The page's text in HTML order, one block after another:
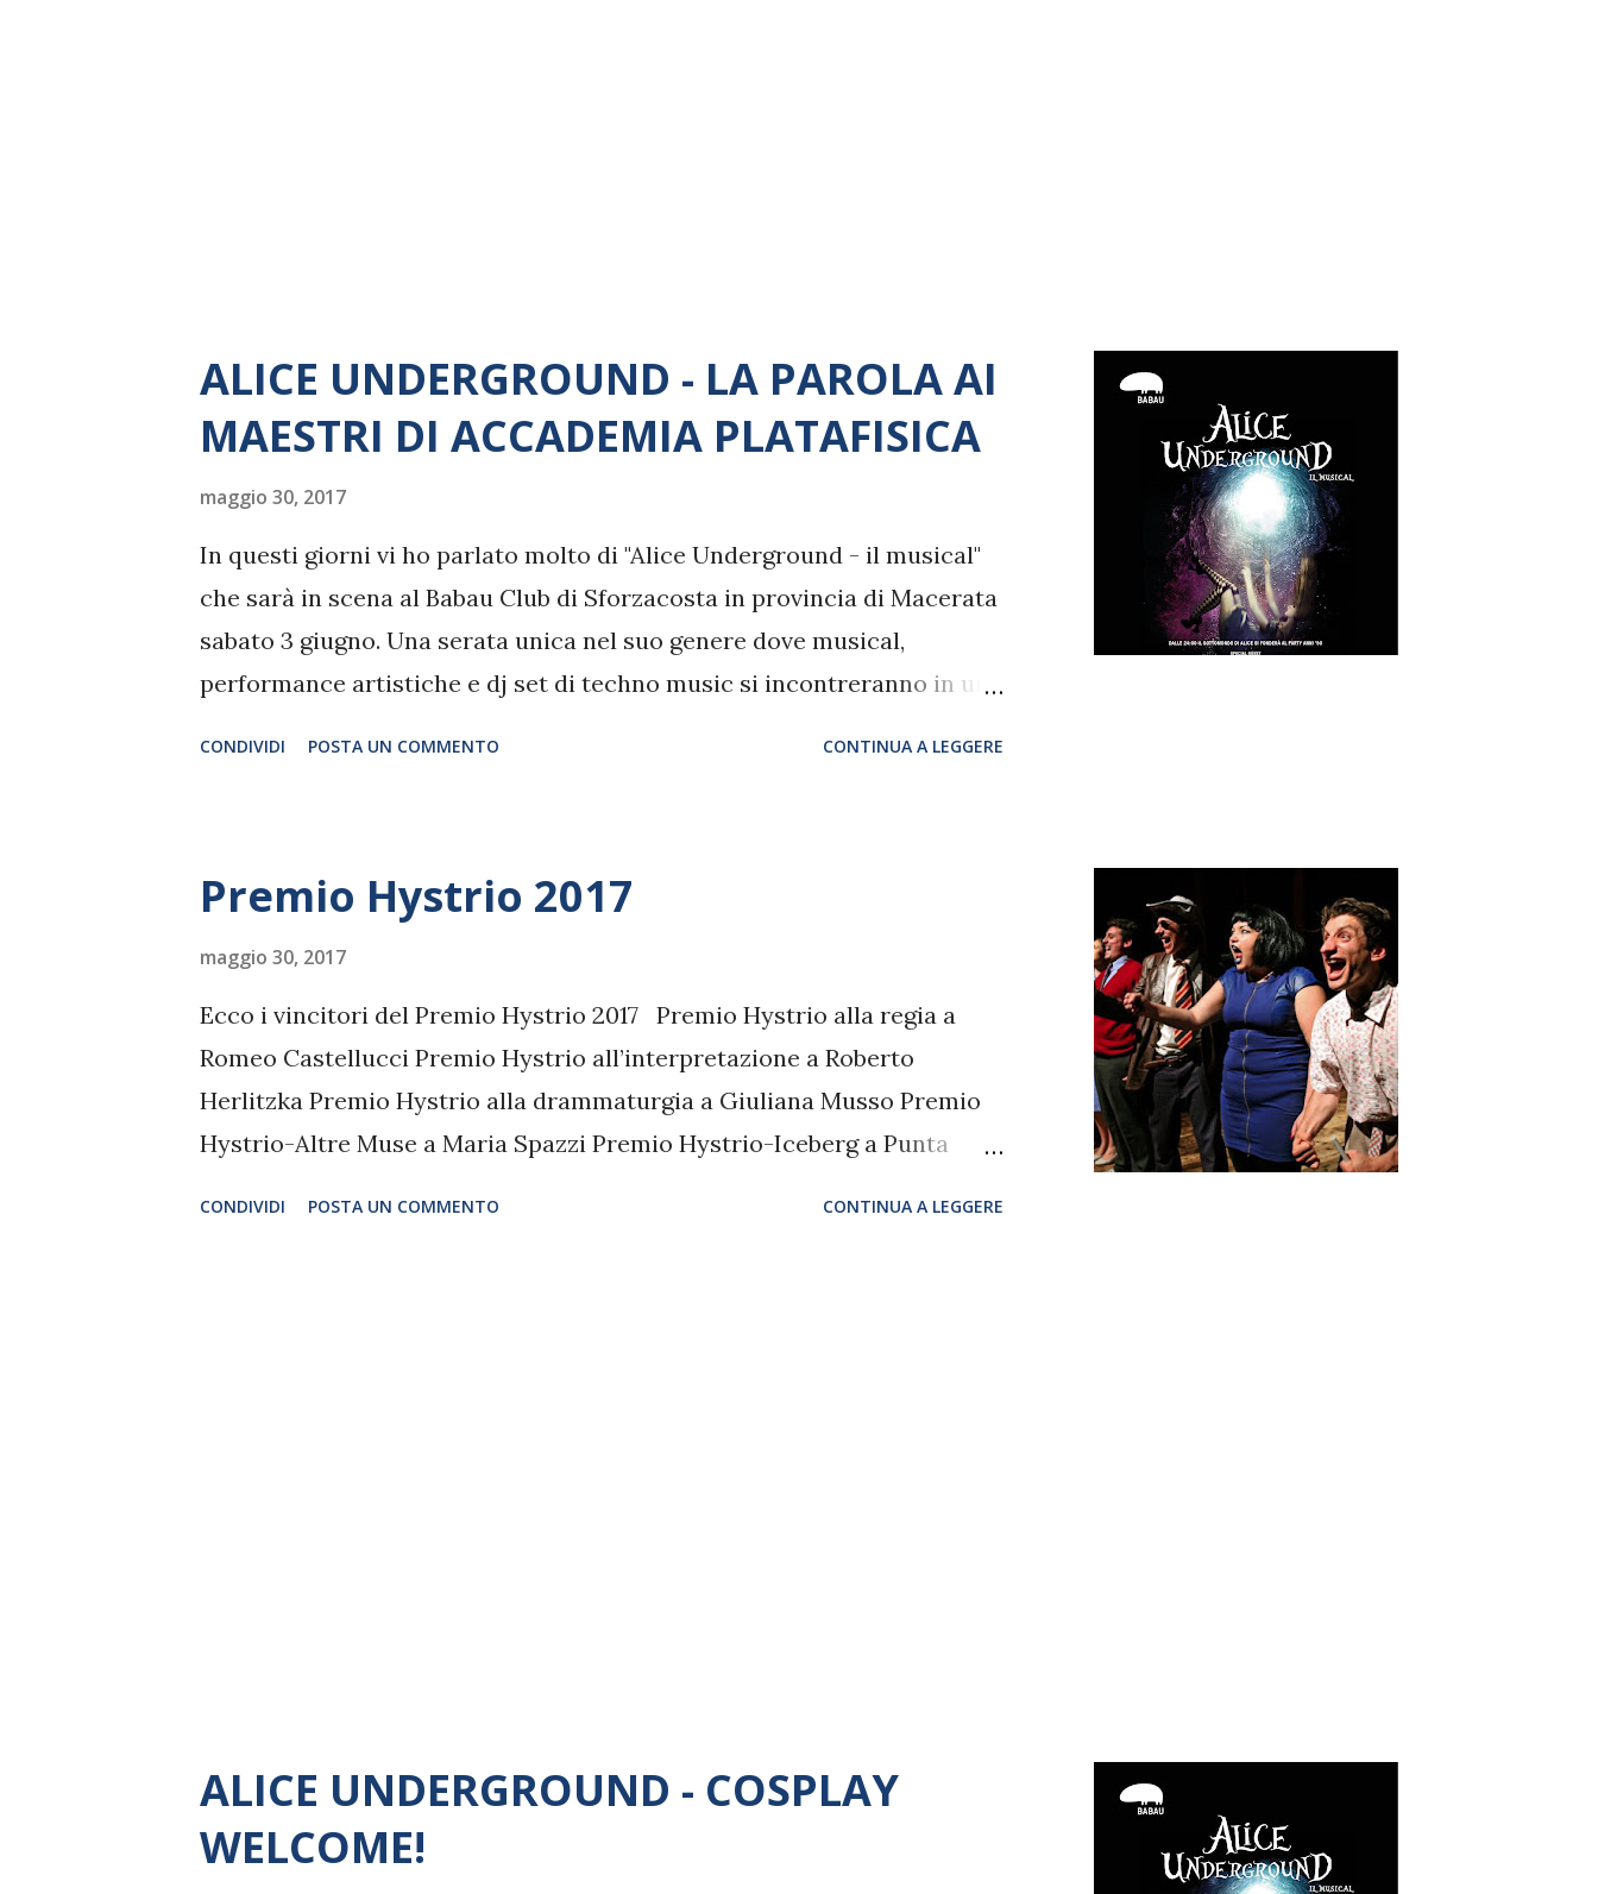
ALICE UNDERGROUND - LA PAROLA AI
MAESTRI DI ACCADEMIA PLATAFISICA
maggio 30, 2017
In questi giorni vi ho parlato molto di "Alice Underground - il musical"
che sarà in scena al Babau Club di Sforzacosta in provincia di Macerata
sabato 3 giugno. Una serata unica nel suo genere dove musical,
performance artistiche e dj set di techno music si incontreranno in uno
CONDIVIDI POSTA UN COMMENTO CONTINUA A LEGGERE
Premio Hystrio 2017
maggio 30, 2017
Ecco i vincitori del Premio Hystrio 2017 Premio Hystrio alla regia a
Romeo Castellucci Premio Hystrio all’interpretazione a Roberto
Herlitzka Premio Hystrio alla drammaturgia a Giuliana Musso Premio
Hystrio-Altre Muse a Maria Spazzi Premio Hystrio-Iceberg a Punta
CONDIVIDI POSTA UN COMMENTO CONTINUA A LEGGERE
ALICE UNDERGROUND - COSPLAY
WELCOME!